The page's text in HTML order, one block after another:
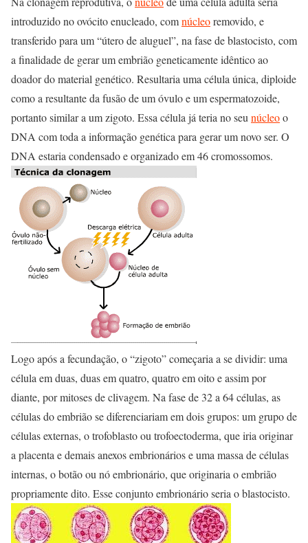
introduzido no ovócito enucleado, comnúcleoremovido, e
transferido para um “útero de aluguel”, na fase de blastocisto, com
a finalidade de gerar um embrião geneticamente idêntico ao
doador do material genético. Resultaria uma célula única, diploide
como a resultante da fusão de um óvulo e um espermatozoide,
portanto similar a um zigoto. Essa célula já teria no seunúcleoo
DNA com toda a informação genética para gerar um novo ser. O
DNA estaria condensado e organizado em 46 cromossomos.
Logo após a fecundação, o “zigoto” começaria a se dividir: uma
célula em duas, duas em quatro, quatro em oito e assim por
diante, por mitoses de clivagem. Na fase de 32 a 64 células, as
células do embrião se diferenciariam em dois grupos: um grupo de
células externas, o trofoblasto ou trofoectoderma, que iria originar
a placenta e demais anexos embrionários e uma massa de células
internas, o botão ou nó embrionário, que originaria o embrião
propriamente dito. Esse conjunto embrionário seria o blastocisto.